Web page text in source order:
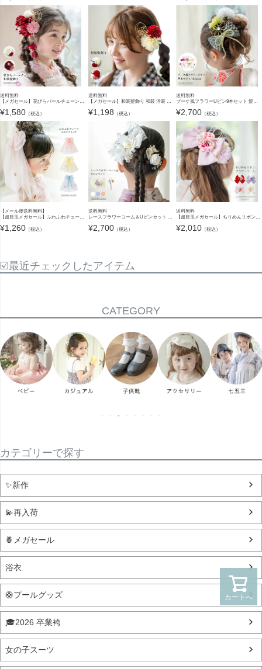
カートへ
送料無料
【メガセール】花びらパールチェーン和装髪飾り キッズ 卒園式 卒業式 小学校 成人式 和風 浴衣 袴 振袖 着物 七五三 赤 白 ヘアアクセサリー クリップ キャサリンコテージ TAK
¥1,580 （税込）
送料無料
【メガセール】和装髪飾り 和装 洋装 ヘアクリップ ヘアアクセサリー 七五三 着物 浴衣 袴 卒業袴 卒業式 成人式 花 キッズ ジュニア レディース 赤 白 キャサリンコテージ TAK
¥1,198 （税込）
送料無料
ブーケ風フラワーUピン9本セット 髪飾り 和風 和装 卒業式 袴 七五三 成人式 振袖 造花 水引 リボン ヘアアクセサリー キッズ ジュニア レディース キャサリンコテージ TAK
¥2,700 （税込）
【メール便送料無料】
【超目玉メガセール】ふわふわチュールリボンクリップ ヘアアクセサリー キッズ ジュニア 髪飾り オーガンジー 水色 ピンク 黄色 スパンコール シャカシャカリボン YUP12≪メール便優先商品
¥1,260 （税込）
送料無料
レースフラワーコーム＆Uピンセット 2点セット 和装 着物 袴 浴衣 ドレス 七五三 卒業式 花 リボン パール 髪飾り キッズ キャサリンコテージ TAK
¥2,700（税込）
送料無料
【超目玉メガセール】ちりめんリボンフラワーコーム 和装髪飾り ヘアアクセサリー キャサリンコテージ TAK
¥2,010 （税込）
☑️最近チェックしたアイテム
CATEGORY
カテゴリーで探す
✨新作
💫再入荷
🍍メガセール
浴衣
🛟プールグッズ
🎓2026 卒業袴
女の子スーツ